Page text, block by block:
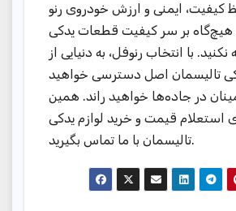
کیفیت، ایمنی و ارزش خودروی رنو
هیچ‌گاه بر سر کیفیت قطعات یدکی
با انتخاب رنوفل، به دنیایی از
تالیسمان اصل دسترسی خواهید
در جاده‌ها خواهید راند. همین
استعلام قیمت و خرید لوازم یدکی
تالیسمان با ما تماس بگیرید.